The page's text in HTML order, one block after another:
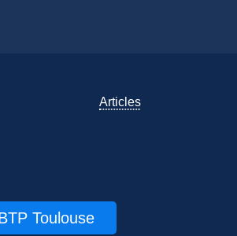
Articles
Toulouse